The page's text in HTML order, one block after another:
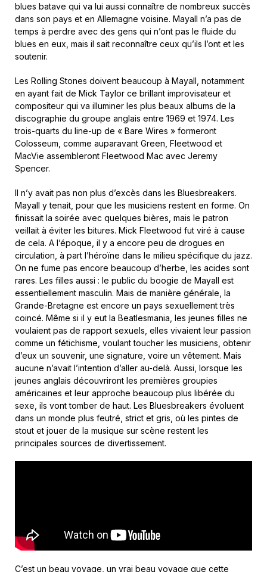
blues batave qui va lui aussi connaître de nombreux succès
dans son pays et en Allemagne voisine. Mayall n’a pas de
temps à perdre avec des gens qui n’ont pas le fluide du
blues en eux, mais il sait reconnaître ceux qu’ils l’ont et les
soutenir.
Les Rolling Stones doivent beaucoup à Mayall, notamment
en ayant fait de Mick Taylor ce brillant improvisateur et
compositeur qui va illuminer les plus beaux albums de la
discographie du groupe anglais entre 1969 et 1974. Les
trois-quarts du line-up de « Bare Wires » formeront
Colosseum, comme auparavant Green, Fleetwood et
MacVie assembleront Fleetwood Mac avec Jeremy
Spencer.
Il n’y avait pas non plus d’excès dans les Bluesbreakers.
Mayall y tenait, pour que les musiciens restent en forme. On
finissait la soirée avec quelques bières, mais le patron
veillait à éviter les bitures. Mick Fleetwood fut viré à cause
de cela. A l’époque, il y a encore peu de drogues en
circulation, à part l’héroïne dans le milieu spécifique du jazz.
On ne fume pas encore beaucoup d’herbe, les acides sont
rares. Les filles aussi : le public du boogie de Mayall est
essentiellement masculin. Mais de manière générale, la
Grande-Bretagne est encore un pays sexuellement très
coincé. Même si il y eut la Beatlesmania, les jeunes filles ne
voulaient pas de rapport sexuels, elles vivaient leur passion
comme un fétichisme, voulant toucher les musiciens, obtenir
d’eux un souvenir, une signature, voire un vêtement. Mais
aucune n’avait l’intention d’aller au-delà. Aussi, lorsque les
jeunes anglais découvriront les premières groupies
américaines et leur approche beaucoup plus libérée du
sexe, ils vont tomber de haut. Les Bluesbreakers évoluent
dans un monde plus feutré, strict et gris, où les pintes de
stout et jouer de la musique sur scène restent les
principales sources de divertissement.
C’est un beau voyage, un vrai beau voyage que cette